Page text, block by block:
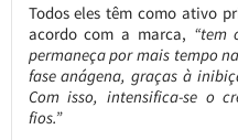
Todos eles têm como ativo
acordo com a marca, “tem
permaneça por mais tempo
fase anágena, graças à
Com isso, intensifica-se o
fios.”